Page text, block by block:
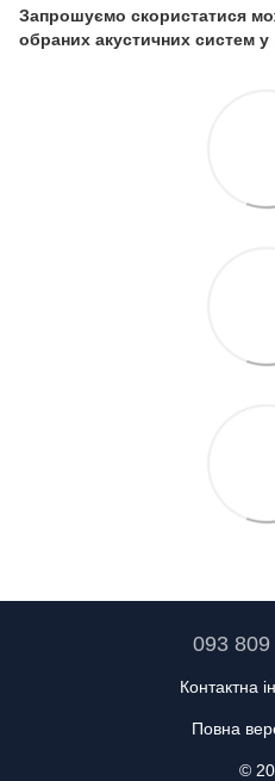
Запрошуємо скористатися
обраних акустичних систем
093 809
Контактна
Повна
©